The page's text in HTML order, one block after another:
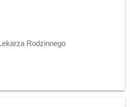
Rodzinnego